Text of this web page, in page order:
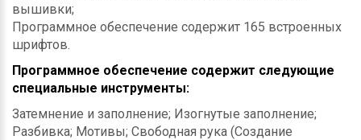
вышивки;
Программное обеспечение содержит 165 встроенных
шрифтов.
Программное обеспечение содержит следующие
специальные инструменты:
Затемнение и заполнение; Изогнутые заполнение;
Разбивка; Мотивы; Свободная рука (Создание